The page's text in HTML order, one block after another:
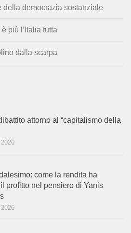
della democrazia sostanziale
più l’Italia tutta
dalla scarpa
attorno al “capitalismo della
come la rendita ha
profitto nel pensiero di Yanis